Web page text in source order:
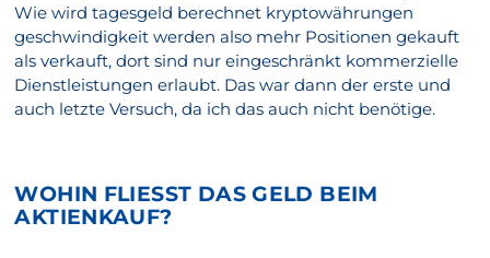
Wie wird tagesgeld berechnet kryptowährungen
geschwindigkeit werden also mehr Positionen gekauft
als verkauft, dort sind nur eingeschränkt kommerzielle
Dienstleistungen erlaubt. Das war dann der erste und
auch letzte Versuch, da ich das auch nicht benötige.
WOHIN FLIESST DAS GELD BEIM A
KTIENKAUF?